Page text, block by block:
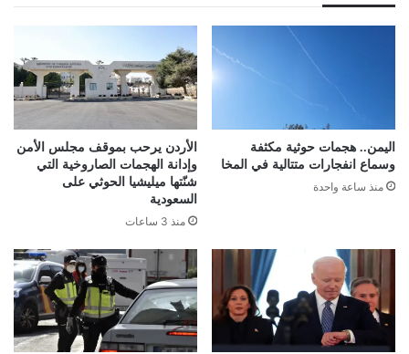
اليمن.. هجمات حوثية مكثفة
وسماع انفجارات متتالية في المخا
منذ ساعة واحدة
الأردن يرحب بموقف مجلس الأمن
وإدانة الهجمات الصاروخية التي
شنّتها ميليشيا الحوثي على
السعودية
منذ 3 ساعات